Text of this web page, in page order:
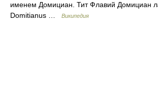
именем Домициан. Тит Флавий Домициан
Domitianus …
Википедия